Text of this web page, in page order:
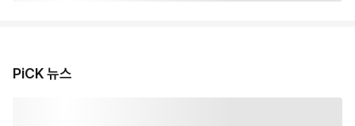
PiCK 뉴스